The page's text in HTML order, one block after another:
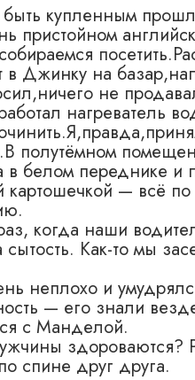
купленным
пристойном
в Джинку на
не
нагреватель
полутёмном
переднике и
— всё
когда наши
Как-то мы
неплохо и
— его знали
с Манделой.
здороваются?
спине друг друга.